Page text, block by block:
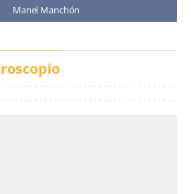
Manel Manchón